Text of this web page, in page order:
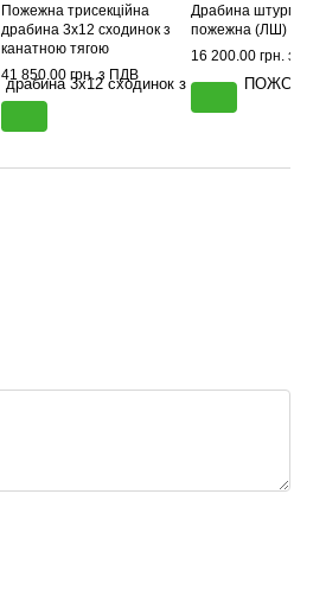
Пожежна трисекційна
драбина 3x12 сходинок з
канатною тягою
41 850.00 грн. з ПДВ
Драбина штурмова
пожежна (ЛШ)
16 200.00 грн. з